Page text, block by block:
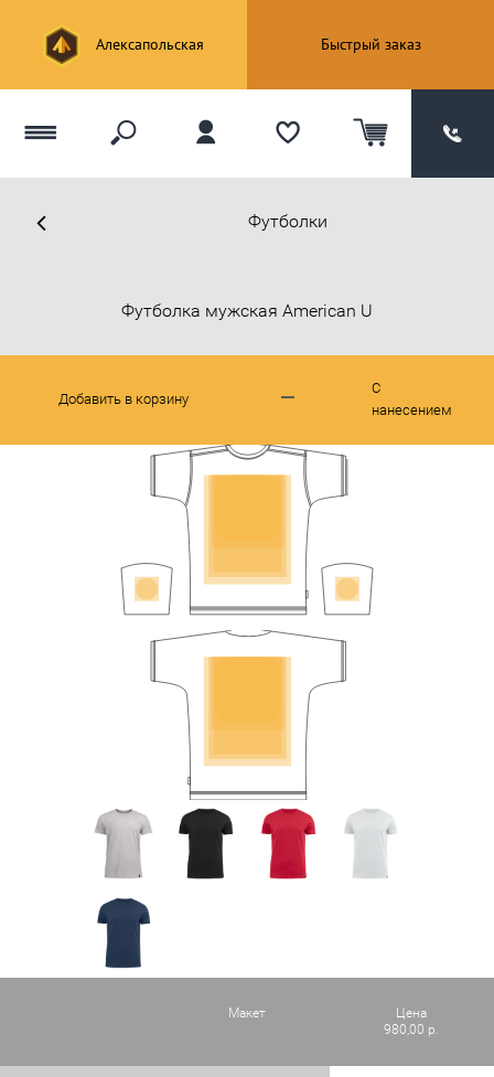
Алексапольская Быстрый заказ
Футболки
С
нанесением
Футболка мужская American U
Добавить в корзину
Макет
Цена
980,00 р.